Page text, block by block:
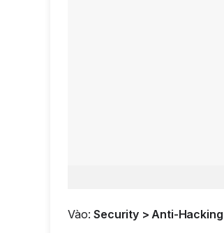
Vào:Security > Anti-Hacking